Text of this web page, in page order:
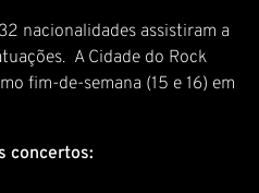
nacionalidades assistiram a
A Cidade do Rock
fim-de-semana (15 e 16) em
concertos: